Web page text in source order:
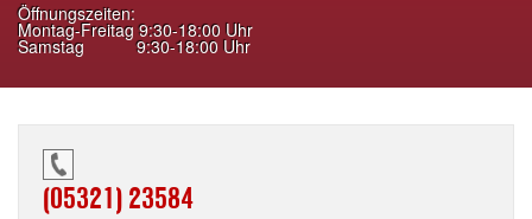
Öffnungszeiten:
Montag-Freitag 9:30-18:00 Uhr
Samstag 9:30-18:00 Uhr
(05321) 23584